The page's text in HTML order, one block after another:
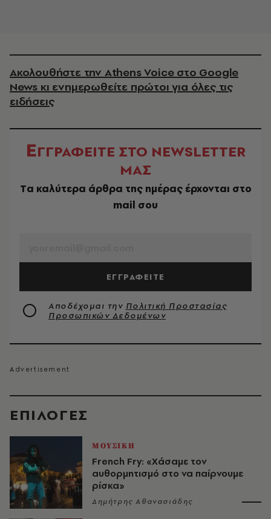
EΠΙΛΟΓΈΣ
ΜΟΥΣΙΚΗ
French Fry: «Χάσαμε τον
αυθορμητισμό στο να παίρνουμε
ρίσκα»
Δημήτρης Αθανασιάδης
Ακολουθήστε την Athens Voice στο Google
News κι ενημερωθείτε πρώτοι για όλες τις
ειδήσεις
ΕΓΓΡΑΦΕΙΤΕ ΣΤΟ NEWSLETTER
ΜΑΣ
Tα καλύτερα άρθρα της ημέρας έρχονται στο
mail σου
ΕΓΓΡΑΦΕΙΤΕ
Αποδέχομαι την Πολιτική Προστασίας
Προσωπικών Δεδομένων